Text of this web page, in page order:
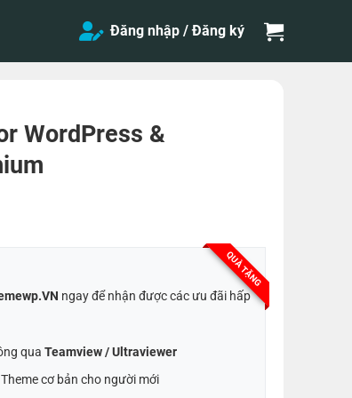
Đăng nhập / Đăng ký
WordPress &
₫.
QUÀ TẶNG
ngay để nhận được các ưu đãi hấp
qua Teamview / Ultraviewer
cơ bản cho người mới